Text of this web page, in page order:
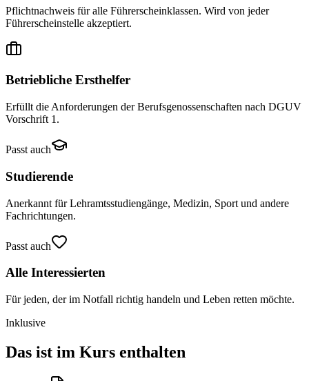
Pflichtnachweis für alle Führerscheinklassen. Wird von jeder
Führerscheinstelle akzeptiert.
Betriebliche Ersthelfer
Erfüllt die Anforderungen der Berufsgenossenschaften nach DGUV
Vorschrift 1.
Passt auch
Studierende
Anerkannt für Lehramtsstudiengänge, Medizin, Sport und andere
Fachrichtungen.
Passt auch
Alle Interessierten
Für jeden, der im Notfall richtig handeln und Leben retten möchte.
Inklusive
Das ist im Kurs enthalten